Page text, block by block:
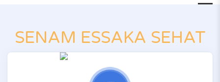
SENAM ESSAKA SEHAT